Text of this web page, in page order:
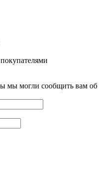
мы могли сообщить вам об